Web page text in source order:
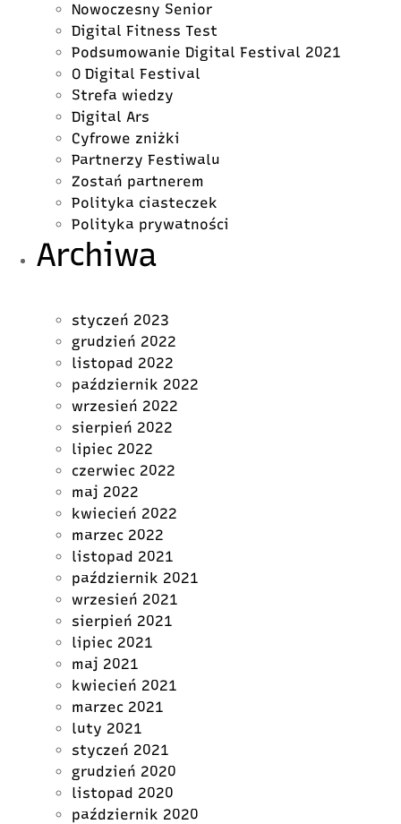
Nowoczesny Senior
Digital Fitness Test
Podsumowanie Digital Festival 2021
O Digital Festival
Strefa wiedzy
Digital Ars
Cyfrowe zniżki
Partnerzy Festiwalu
Zostań partnerem
Polityka ciasteczek
Polityka prywatności
Archiwa
styczeń 2023
grudzień 2022
listopad 2022
październik 2022
wrzesień 2022
sierpień 2022
lipiec 2022
czerwiec 2022
maj 2022
kwiecień 2022
marzec 2022
listopad 2021
październik 2021
wrzesień 2021
sierpień 2021
lipiec 2021
maj 2021
kwiecień 2021
marzec 2021
luty 2021
styczeń 2021
grudzień 2020
listopad 2020
październik 2020